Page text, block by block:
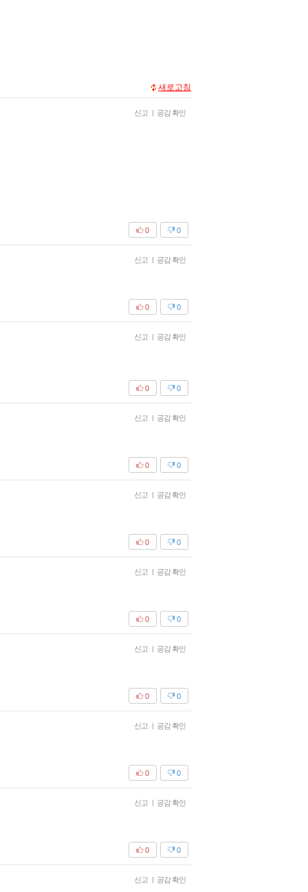
새로고침
신고 | 공감 확인
0
0
신고 | 공감 확인
0
0
신고 | 공감 확인
0
0
신고 | 공감 확인
0
0
신고 | 공감 확인
0
0
신고 | 공감 확인
0
0
신고 | 공감 확인
0
0
신고 | 공감 확인
0
0
신고 | 공감 확인
0
0
신고 | 공감 확인